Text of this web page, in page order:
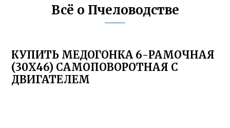
Всё о Пчеловодстве
КУПИТЬ МЕДОГОНКА 6-РАМОЧНАЯ
(30Х46) САМОПОВОРОТНАЯ С
ДВИГАТЕЛЕМ